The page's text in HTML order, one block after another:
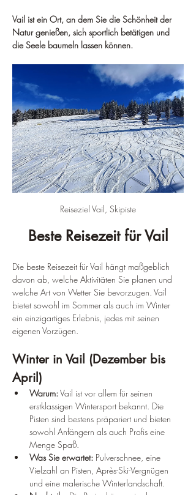
Vail ist ein Ort, an dem Sie die Schönheit der
Natur genießen, sich sportlich betätigen und
die Seele baumeln lassen können.
Reiseziel Vail, Skipiste
Beste Reisezeit für Vail
Die beste Reisezeit für Vail hängt maßgeblich
davon ab, welche Aktivitäten Sie planen und
welche Art von Wetter Sie bevorzugen. Vail
bietet sowohl im Sommer als auch im Winter
ein einzigartiges Erlebnis, jedes mit seinen
eigenen Vorzügen.
Winter in Vail (Dezember bis
April)
Warum: Vail ist vor allem für seinen
erstklassigen Wintersport bekannt. Die
Pisten sind bestens präpariert und bieten
sowohl Anfängern als auch Profis eine
Menge Spaß.
Was Sie erwartet: Pulverschnee, eine
Vielzahl an Pisten, Après-Ski-Vergnügen
und eine malerische Winterlandschaft.